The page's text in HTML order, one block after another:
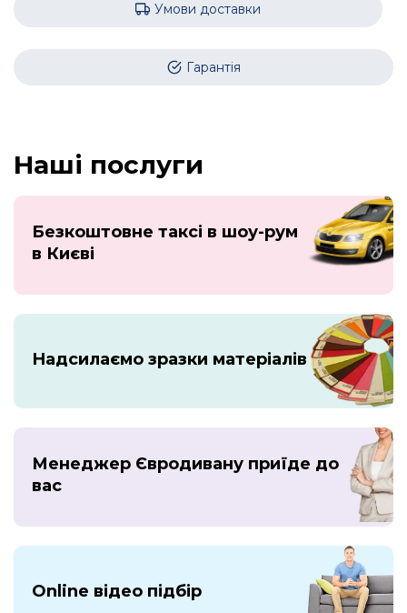
Умови доставки
Гарантія
Наші послуги
Безкоштовне таксі в шоу-рум
в Києві
Надсилаємо зразки матеріалів
Менеджер Євродивану приїде до
вас
Online відео підбір